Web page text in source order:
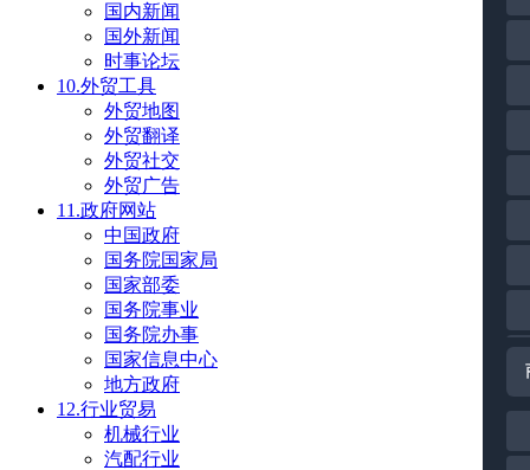
国内新闻
国外新闻
时事论坛
10.外贸工具
外贸地图
外贸翻译
外贸社交
外贸广告
11.政府网站
中国政府
国务院国家局
国家部委
国务院事业
国务院办事
国家信息中心
地方政府
12.行业贸易
机械行业
汽配行业